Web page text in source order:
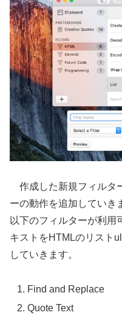
作成した新規フィルタ
ーの動作を追加していき
以下のフィルターが利用
キストをHTMLのリスト
していきます。
Find and Replace
Quote Text